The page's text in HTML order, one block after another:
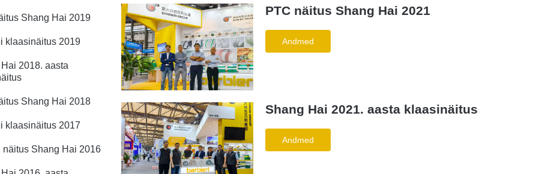
PTC näitus Shang Hai 2021
Andmed
Shang Hai 2021. aasta klaasinäitus
Andmed
Shang Hai 2019
klaasinäitus 2019
2018. aasta
Shang Hai 2018
klaasinäitus 2017
näitus Shang Hai 2016